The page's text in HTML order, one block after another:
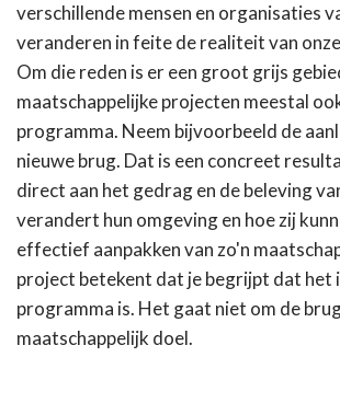
verschillende mensen en organisaties
veranderen in feite de realiteit van
Om die reden is er een groot grijs
maatschappelijke projecten meestal
programma. Neem bijvoorbeeld de
nieuwe brug. Dat is een concreet
direct aan het gedrag en de beleving
verandert hun omgeving en hoe zij
effectief aanpakken van zo'n
project betekent dat je begrijpt dat het
programma is. Het gaat niet om de
maatschappelijk doel.